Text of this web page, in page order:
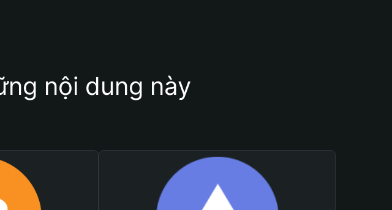
nội dung này